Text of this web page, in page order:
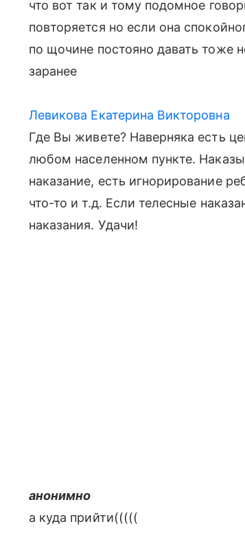
что вот так и тому подомное
повторяется но если она
по щочине постояно давать тоже
заранее
Левикова Екатерина Викторовна
Где Вы живете? Наверняка есть
любом населенном пункте.
наказание, есть игнорирование
что-то и т.д. Если телесные
наказания. Удачи!
анонимно
а куда прийти(((((